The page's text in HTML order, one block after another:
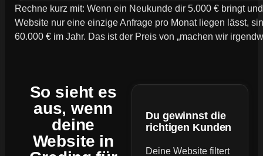
Rechne kurz mit: Wenn ein Neukunde dir 5.000 € bringt
Website nur eine einzige Anfrage pro Monat liegen lässt,
60.000 € im Jahr. Das ist der Preis von „machen wir
So sieht es
aus, wenn
deine
Website in
Du gewinnst die
richtigen Kunden
Deine Website filtert